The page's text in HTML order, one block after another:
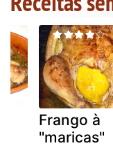
Frango à
"maricas"